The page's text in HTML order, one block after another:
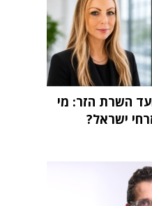
השרת הזר: מי
ישראל?